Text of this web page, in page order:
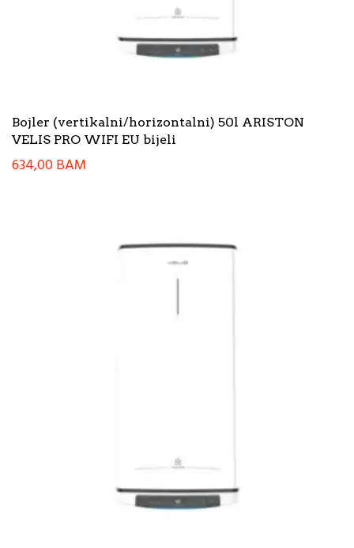
Bojler (vertikalni/horizontalni) 50l ARISTON
VELIS PRO WIFI EU bijeli
634,00BAM